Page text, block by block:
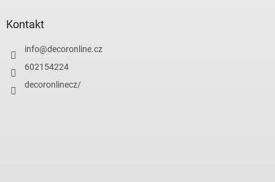
Kontakt
info@decoronline.cz
602154224
decoronlinecz/